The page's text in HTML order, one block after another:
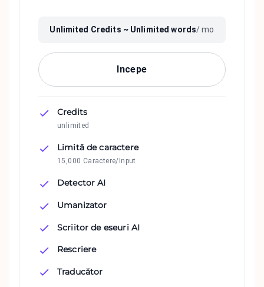
Unlimited Credits ~ Unlimited words/ mo
Incepe
Credits
unlimited
Limită de caractere
15,000 Caractere/Input
Detector AI
Umanizator
Scriitor de eseuri AI
Rescriere
Traducător